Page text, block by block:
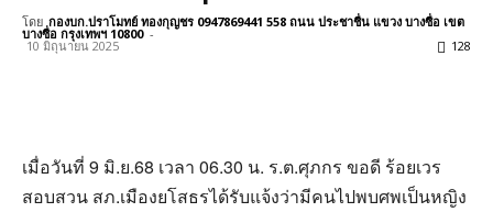
โดย กองบก.ปราโมทย์ ทองกุญชร 0947869441 558 ถนน ประชาชื่น แขวง บางซื่อ เขต
บางซื่อ กรุงเทพฯ 10800 -
10 มิถุนายน 2025 128
เมื่อวันที่ 9 มิ.ย.68 เวลา 06.30 น. ร.ต.ศุภกร ขอดี ร้อยเวร
สอบสวน สภ.เมืองยโสธรได้รับแจ้งว่ามีคนไปพบศพเป็นหญิง